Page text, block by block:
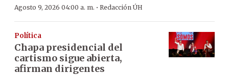
Agosto 9, 2026 04:00 a. m. · Redacción ÚH
Política
Chapa presidencial del
cartismo sigue abierta,
afirman dirigentes